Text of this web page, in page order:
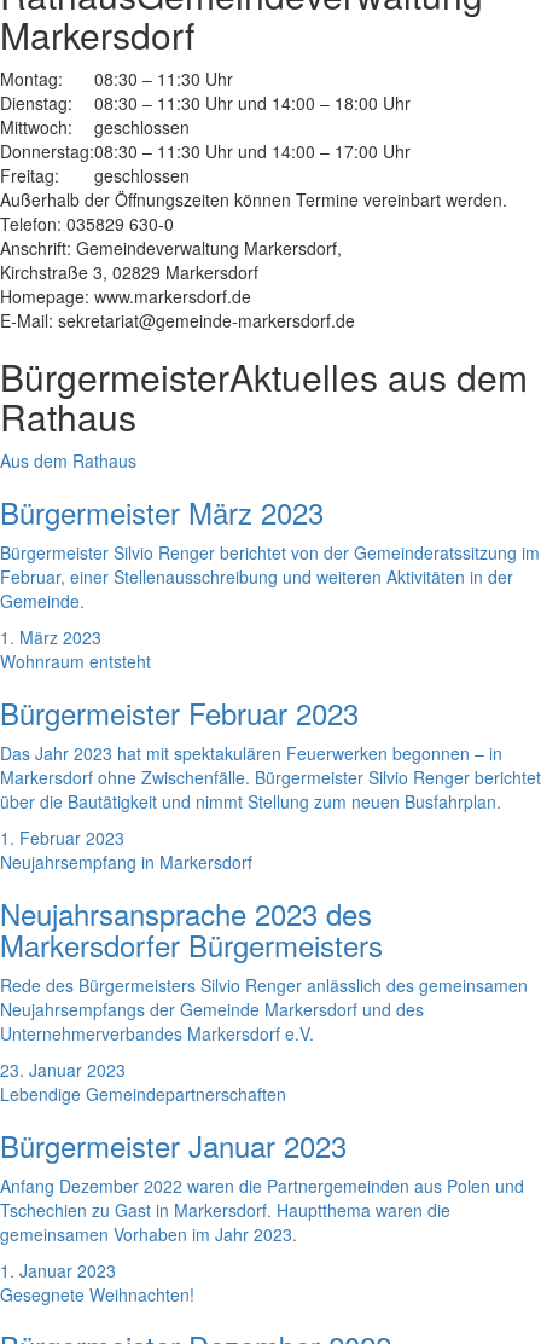
Markersdorf
Montag:
08:30 – 11:30 Uhr
Dienstag:
08:30 – 11:30 Uhr und 14:00 – 18:00 Uhr
Mittwoch:
geschlossen
Donnerstag:08:30 – 11:30 Uhr und 14:00 – 17:00 Uhr
Freitag:
geschlossen
Außerhalb der Öffnungszeiten können Termine vereinbart werden.
Telefon: 035829 630-0
Anschrift: Gemeindeverwaltung Markersdorf,
Kirchstraße 3, 02829 Markersdorf
Homepage: www.markersdorf.de
E-Mail: sekretariat@gemeinde-markersdorf.de
BürgermeisterAktuelles aus dem
Rathaus
Aus dem Rathaus
Bürgermeister März 2023
Bürgermeister Silvio Renger berichtet von der Gemeinderatssitzung im
Februar, einer Stellenausschreibung und weiteren Aktivitäten in der
Gemeinde.
1. März 2023
Wohnraum entsteht
Bürgermeister Februar 2023
Das Jahr 2023 hat mit spektakulären Feuerwerken begonnen – in
Markersdorf ohne Zwischenfälle. Bürgermeister Silvio Renger berichtet
über die Bautätigkeit und nimmt Stellung zum neuen Busfahrplan.
1. Februar 2023
Neujahrsempfang in Markersdorf
Neujahrsansprache 2023 des
Markersdorfer Bürgermeisters
Rede des Bürgermeisters Silvio Renger anlässlich des gemeinsamen
Neujahrsempfangs der Gemeinde Markersdorf und des
Unternehmerverbandes Markersdorf e.V.
23. Januar 2023
Lebendige Gemeindepartnerschaften
Bürgermeister Januar 2023
Anfang Dezember 2022 waren die Partnergemeinden aus Polen und
Tschechien zu Gast in Markersdorf. Hauptthema waren die
gemeinsamen Vorhaben im Jahr 2023.
1. Januar 2023
Gesegnete Weihnachten!